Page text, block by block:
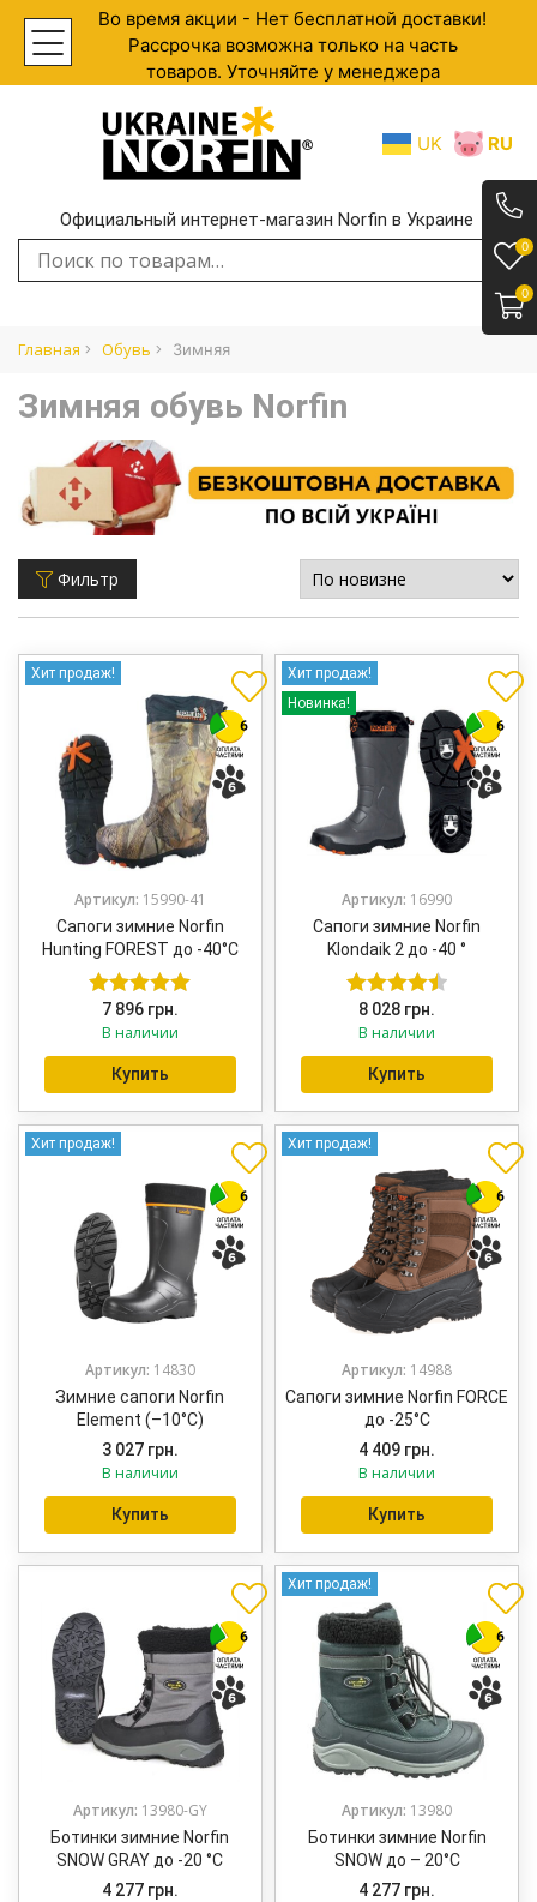
Во время акции - Нет бесплатной доставки!
Рассрочка возможна только на часть
товаров. Уточняйте у менеджера
UK RU
Официальный интернет-магазин Norfin в Украине
Искать:
Главная Обувь Зимняя
0
0
Зимняя обувь Norfin
Фильтр
Хит продаж!
Артикул: 15990-41
Сапоги зимние Norfin
Hunting FOREST до -40°С
Оценка5.00
из 5
7 896 грн.
В наличии
Купить
Хит продаж!
Новинка!
Артикул: 16990
Сапоги зимние Norfin
Klondaik 2 до -40 °
Оценка
4.50из 5
8 028 грн.
В наличии
Купить
Хит продаж!
Артикул: 14830
Зимние сапоги Norfin
Element (–10°C)
3 027 грн.
В наличии
Купить
Хит продаж!
Артикул: 14988
Сапоги зимние Norfin FORCE
до -25°С
4 409 грн.
В наличии
Купить
Артикул: 13980-GY
Ботинки зимние Norfin
SNOW GRAY до -20 °С
4 277 грн.
Хит продаж!
Артикул: 13980
Ботинки зимние Norfin
SNOW до – 20°С
4 277 грн.